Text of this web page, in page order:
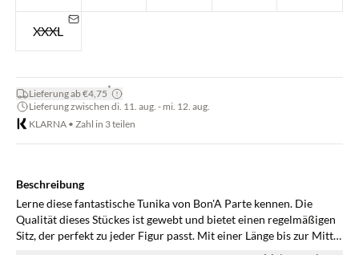
XXXL
Lieferung ab €4,75*
Lieferung zwischen di. 11. aug. - mi. 12. aug.
KLARNA • Zahl in 3 teilen
Beschreibung
Lerne diese fantastische Tunika von Bon'A Parte kennen. Die
Qualität dieses Stückes ist gewebt und bietet einen regelmäßigen
Sitz, der perfekt zu jeder Figur passt. Mit einer Länge bis zur Mitte
der Oberschenkel bietet diese Tunika extra Komfort und Stil. Die